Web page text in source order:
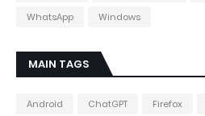
WhatsApp
Windows
MAIN TAGS
Android ChatGPT Firefox